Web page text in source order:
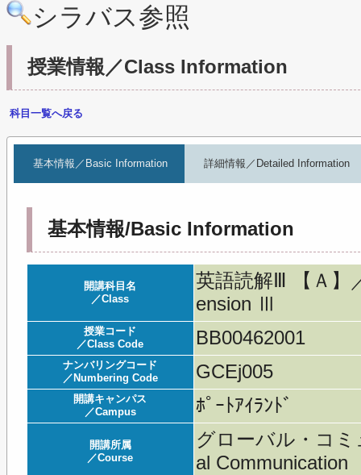
シラバス参照
授業情報／Class Information
科目一覧へ戻る
基本情報／Basic Information 詳細情報／Detailed Information
基本情報/Basic Information
開講科目名
／Class
英語読解Ⅲ 【Ａ】
ension Ⅲ
授業コード
／Class Code
BB00462001
ナンバリングコード
／Numbering Code
GCEj005
開講キャンパス
／Campus
ﾎﾟｰﾄｱｲﾗﾝﾄﾞ
開講所属
／Course
グローバル・コ
al Communication